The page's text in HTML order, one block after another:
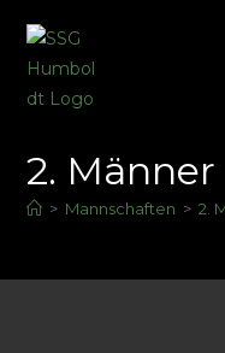
2. Männer
> Mannschaften > 2.